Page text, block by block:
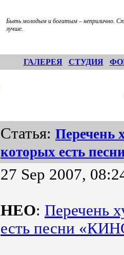
Быть молодым и богатым – неприлично.
лучше.
ГАЛЕРЕЯ СТУДИЯ
Статья: Перечень
которых есть
27 Sep 2007,
НЕО: Перечень
есть песни